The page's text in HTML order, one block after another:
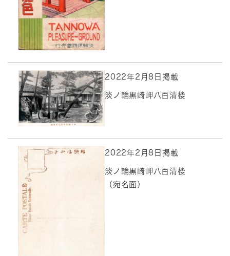
2022年2月8日掲載
淡ノ輪黒崎岬八百清楼
2022年2月8日掲載
淡ノ輪黒崎岬八百清楼
（宛名面）